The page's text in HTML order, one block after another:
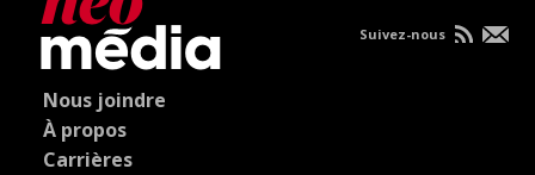
Nous joindre
À propos
Carrières
Suivez-nous